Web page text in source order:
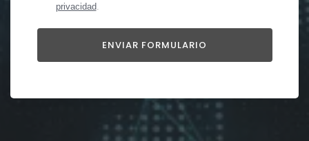
privacidad.